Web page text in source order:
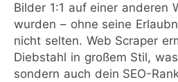
Bilder 1:1 auf einer anderen
wurden – ohne seine
nicht selten. Web Scraper
Diebstahl in großem Stil,
sondern auch dein SEO-